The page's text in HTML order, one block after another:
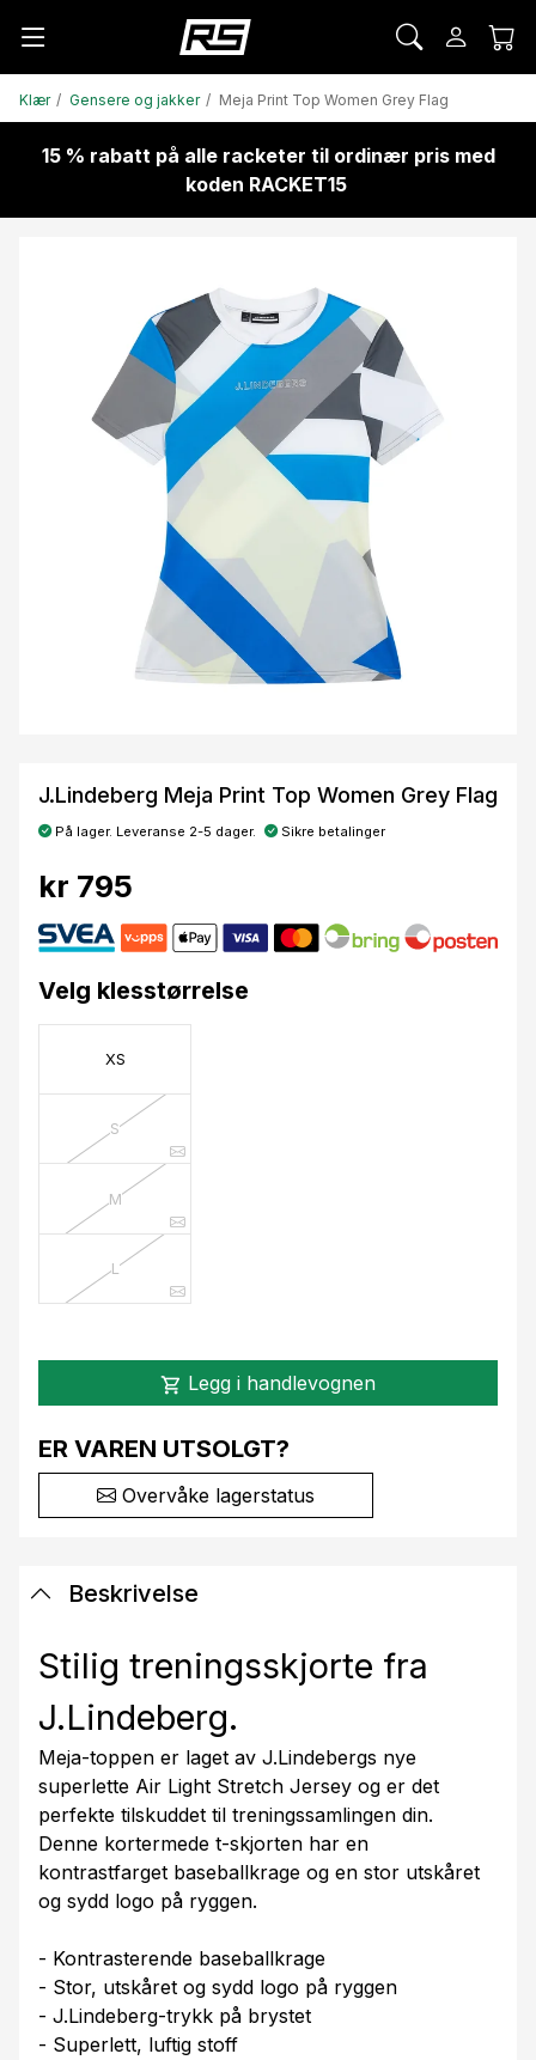
Klær Gensere og jakker Meja Print Top Women Grey Flag
15 % rabatt på alle racketer til ordinær pris med
koden RACKET15
J.Lindeberg Meja Print Top Women Grey Flag
På lager. Leveranse 2-5 dager. Sikre betalinger
kr 795
Velg klesstørrelse
XS
S
M
L
shopping_cart Legg i handlevognen
ER VAREN UTSOLGT?
Overvåke lagerstatus
Beskrivelse
Stilig treningsskjorte fra
J.Lindeberg.
Meja-toppen er laget av J.Lindebergs nye
superlette Air Light Stretch Jersey og er det
perfekte tilskuddet til treningssamlingen din.
Denne kortermede t-skjorten har en
kontrastfarget baseballkrage og en stor utskåret
og sydd logo på ryggen.
- Kontrasterende baseballkrage
- Stor, utskåret og sydd logo på ryggen
- J.Lindeberg-trykk på brystet
- Superlett, luftig stoff